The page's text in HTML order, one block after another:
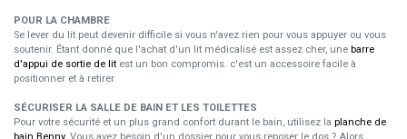
POUR LA CHAMBRE
Se lever du lit peut devenir difficile si vous n'avez rien pour vous appuyer ou vous
soutenir. Étant donné que l'achat d'un lit médicalisé est assez cher, une barre
d'appui de sortie de lit est un bon compromis. c'est un accessoire facile à
positionner et à retirer.
SÉCURISER LA SALLE DE BAIN ET LES TOILETTES
Pour votre sécurité et un plus grand confort durant le bain, utilisez la planche de
bain Benny. Vous avez besoin d'un dossier pour vous reposer le dos ? Alors